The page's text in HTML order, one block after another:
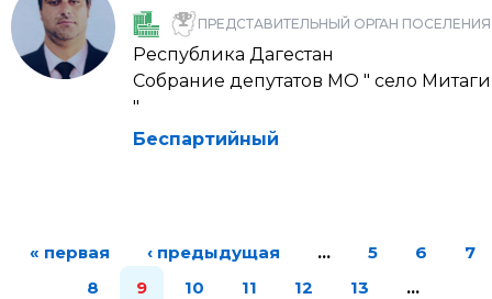
ПРЕДСТАВИТЕЛЬНЫЙ ОРГАН ПОСЕЛЕНИЯ
Республика Дагестан
Собрание депутатов МО " село Митаги
"
Беспартийный
« первая ‹ предыдущая … 5 6
7
8
9 10 11 12 13
…